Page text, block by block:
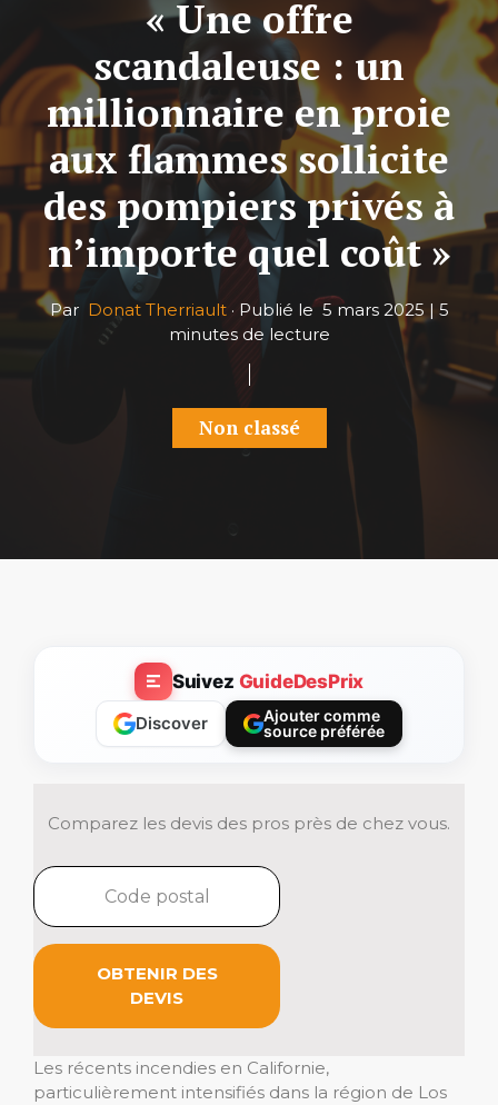
« Une offre
scandaleuse : un
millionnaire en proie
aux flammes sollicite
des pompiers privés à
n’importe quel coût »
Par Donat Therriault · Publié le5 mars 2025 | 5
minutes de lecture
Non classé
Suivez GuideDesPrix
Discover
Ajouter comme
source préférée
Comparez les devis des pros près de chez vous.
OBTENIR DES
DEVIS
Les récents incendies en Californie,
particulièrement intensifiés dans la région de Los